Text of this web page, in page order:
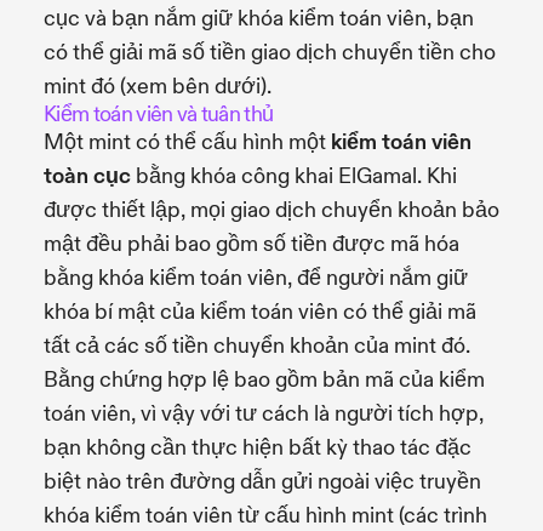
cục và bạn nắm giữ khóa kiểm toán viên, bạn
có thể giải mã số tiền giao dịch chuyển tiền cho
mint đó (xem bên dưới).
Kiểm toán viên và tuân thủ
Một mint có thể cấu hình một kiểm toán viên
toàn cục bằng khóa công khai ElGamal. Khi
được thiết lập, mọi giao dịch chuyển khoản bảo
mật đều phải bao gồm số tiền được mã hóa
bằng khóa kiểm toán viên, để người nắm giữ
khóa bí mật của kiểm toán viên có thể giải mã
tất cả các số tiền chuyển khoản của mint đó.
Bằng chứng hợp lệ bao gồm bản mã của kiểm
toán viên, vì vậy với tư cách là người tích hợp,
bạn không cần thực hiện bất kỳ thao tác đặc
biệt nào trên đường dẫn gửi ngoài việc truyền
khóa kiểm toán viên từ cấu hình mint (các trình